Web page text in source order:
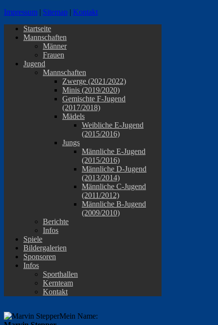
Impressum | Sitemap | Kontakt
Startseite
Mannschaften
Männer
Frauen
Jugend
Mannschaften
Zwerge (2021/2022)
Minis (2019/2020)
Gemischte F-Jugend
(2017/2018)
Mädels
Weibliche E-Jugend
(2015/2016)
Jungs
Männliche E-Jugend
(2015/2016)
Männliche D-Jugend
(2013/2014)
Männliche C-Jugend
(2011/2012)
Männliche B-Jugend
(2009/2010)
Berichte
Infos
Spiele
Bildergalerien
Sponsoren
Infos
Sporthallen
Kernteam
Kontakt
Mein Name: